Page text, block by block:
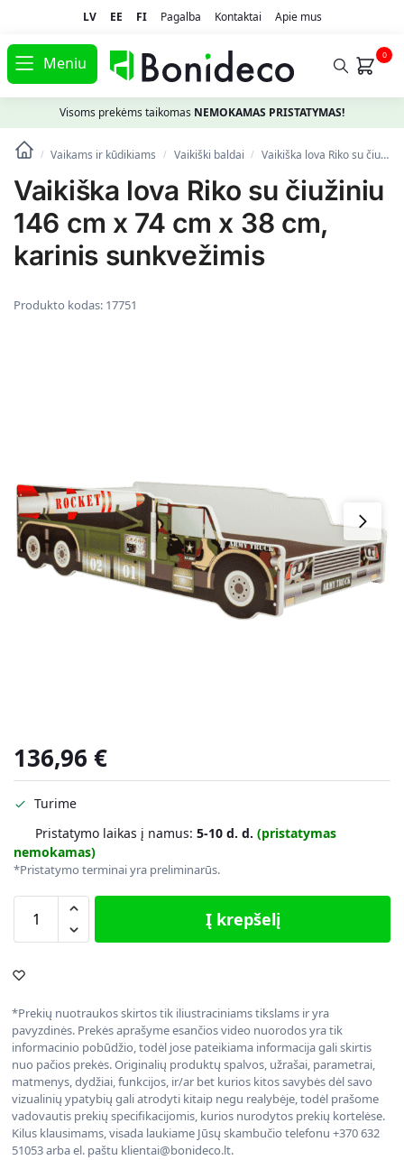
LV EE FI Pagalba Kontaktai Apie mus
Meniu 0
Visoms prekėms taikomas NEMOKAMAS PRISTATYMAS!
/ Vaikams ir kūdikiams / Vaikiški baldai / Vaikiška lova Riko su čiužiniu 146 cm x 74 cm x 38 cm, karinis sunkvežimis
Vaikiška lova Riko su čiužiniu
146 cm x 74 cm x 38 cm,
karinis sunkvežimis
Produkto kodas: 17751
136,96 €
Turime
Pristatymo laikas į namus: 5-10 d. d. (pristatymas
nemokamas)
*Pristatymo terminai yra preliminarūs.
Į krepšelį
*Prekių nuotraukos skirtos tik iliustraciniams tikslams ir yra
pavyzdinės. Prekės aprašyme esančios video nuorodos yra tik
informacinio pobūdžio, todėl jose pateikiama informacija gali skirtis
nuo pačios prekės. Originalių produktų spalvos, užrašai, parametrai,
matmenys, dydžiai, funkcijos, ir/ar bet kurios kitos savybės dėl savo
vizualinių ypatybių gali atrodyti kitaip negu realybėje, todėl prašome
vadovautis prekių specifikacijomis, kurios nurodytos prekių kortelėse.
Kilus klausimams, visada laukiame Jūsų skambučio telefonu +370 632
51053 arba el. paštu klientai@bonideco.lt.